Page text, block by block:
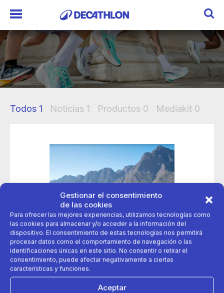
Gestionar el consentimiento
de las cookies
Para ofrecer las mejores experiencias, utilizamos tecnologías como
las cookies para almacenar y/o acceder a la información del
dispositivo. El consentimiento de estas tecnologías nos permitirá
procesar datos como el comportamiento de navegación o las
identificaciones únicas en este sitio. No consentir o retirar el
consentimiento, puede afectar negativamente a ciertas
características y funciones.
Aceptar
Todos 1 Noticias 1 Productos 0 Mediakit 0